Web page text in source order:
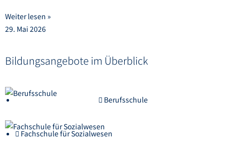
Weiter lesen »
29. Mai 2026
Bildungsangebote im Überblick
Berufsschule
Fachschule für Sozialwesen